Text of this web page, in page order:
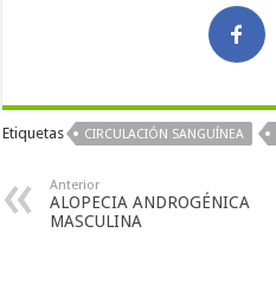
Etiquetas CIRCULACIÓN SANGUÍNEA
Anterior
ALOPECIA ANDROGÉNICA
MASCULINA